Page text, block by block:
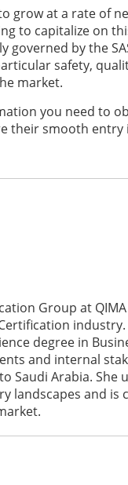
THEM DOWN
FOR A
COSTS IN
DE
TO CROP
grow at a rate of
to capitalize on
governed by the
safety,
market.
you need to
their smooth entry
Group at
industry.
degree in
and internal
Saudi Arabia. She
landscapes and is